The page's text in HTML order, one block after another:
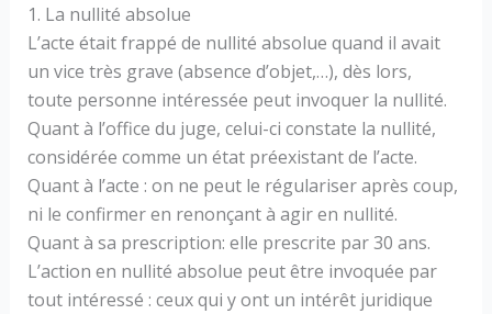
1. La nullité absolue
L’acte était frappé de nullité absolue quand il avait
un vice très grave (absence d’objet,…), dès lors,
toute personne intéressée peut invoquer la nullité.
Quant à l’office du juge, celui-ci constate la nullité,
considérée comme un état préexistant de l’acte.
Quant à l’acte : on ne peut le régulariser après coup,
ni le confirmer en renonçant à agir en nullité.
Quant à sa prescription: elle prescrite par 30 ans.
L’action en nullité absolue peut être invoquée par
tout intéressé : ceux qui y ont un intérêt juridique